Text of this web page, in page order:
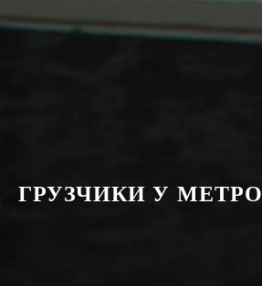
ГРУЗЧИКИ У МЕТРО